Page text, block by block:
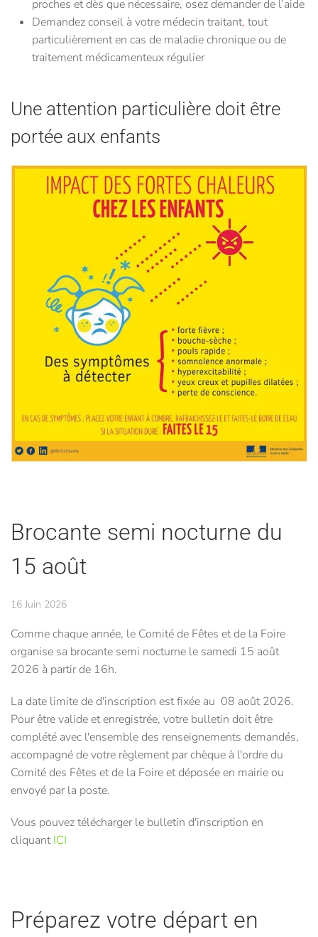
proches et dès que nécessaire, osez demander de l’aide
Demandez conseil à votre médecin traitant, tout
particulièrement en cas de maladie chronique ou de
traitement médicamenteux régulier
Une attention particulière doit être
portée aux enfants
Brocante semi nocturne du
15 août
16 Juin 2026
Comme chaque année, le Comité de Fêtes et de la Foire
organise sa brocante semi nocturne le samedi 15 août
2026 à partir de 16h.
La date limite de d'inscription est fixée au 08 août 2026.
Pour être valide et enregistrée, votre bulletin doit être
complété avec l'ensemble des renseignements demandés,
accompagné de votre règlement par chèque à l'ordre du
Comité des Fêtes et de la Foire et déposée en mairie ou
envoyé par la poste.
Vous pouvez télécharger le bulletin d'inscription en
cliquantICI
Préparez votre départ en